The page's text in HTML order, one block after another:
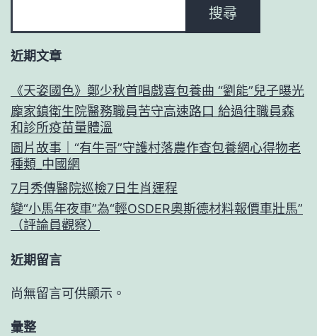
搜尋
近期文章
《天姿國色》鄭少秋首唱戲喜包養曲 “劉能”兒子曝光
龐家鎮衛生院醫務職員苦守高速路口 給過往職員森
和診所疫苗量體溫
圖片故事｜“有牛哥”守護村落農作查包養網心得物老
種類_中國網
7月秀傳醫院巡檢7日生肖運程
變“小馬年夜車”為“輕OSDER奧斯德材料報價車壯馬”
（評論員觀察）
近期留言
尚無留言可供顯示。
彙整